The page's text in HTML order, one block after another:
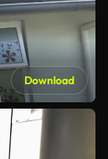
Download